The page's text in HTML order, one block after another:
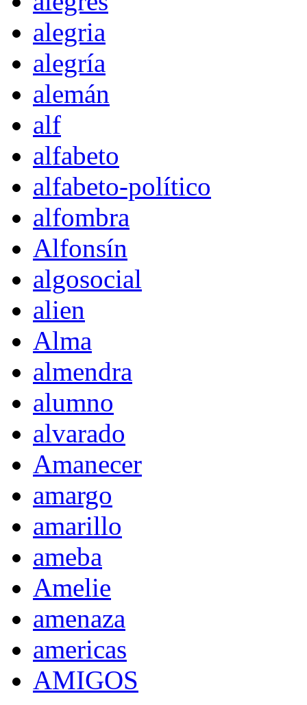
alegria
alegría
alemán
alf
alfabeto
alfabeto-político
alfombra
Alfonsín
algosocial
alien
Alma
almendra
alumno
alvarado
Amanecer
amargo
amarillo
ameba
Amelie
amenaza
americas
AMIGOS